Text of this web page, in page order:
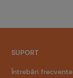
SUPORT
Întrebări frecvente